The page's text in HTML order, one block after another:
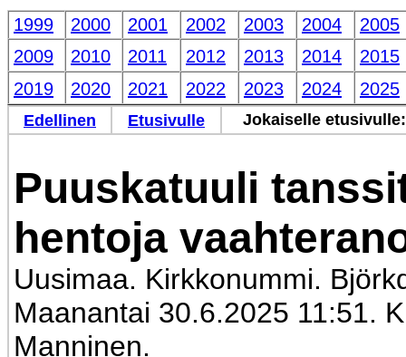
1999 2000 2001 2002 2003 2004
2005
2009
2010 2011 2012 2013 2014
2015
2019
2020 2021 2022 2023 2024 2025
Edellinen Etusivulle Jokaiselle
Puuskatuuli
hentoja
Uusimaa. Kirkkonummi.
Maanantai 30.6.2025 11:51.
Manninen.